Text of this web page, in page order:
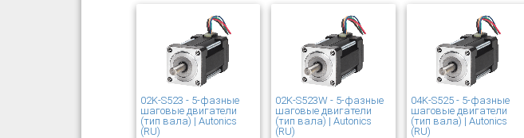
02K-S523 - 5-фазные
шаговые двигатели
(тип вала) | Autonics
(RU)
02K-S523W - 5-фазные
шаговые двигатели
(тип вала) | Autonics
(RU)
04K-S525 - 5-фазные
шаговые двигатели
(тип вала) | Autonics
(RU)